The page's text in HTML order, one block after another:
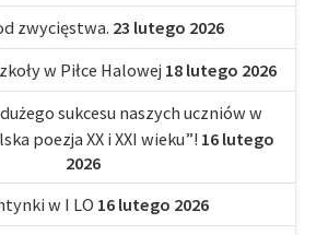
zwycięstwa. 23 lutego 2026
w Piłce Halowej 18 lutego 2026
sukcesu naszych uczniów w
poezja XX i XXI wieku”! 16 lutego
2026
w I LO 16 lutego 2026